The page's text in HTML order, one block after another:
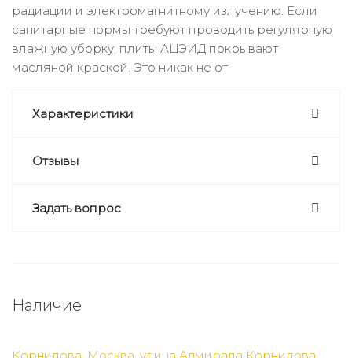
радиации и электромагнитному излучению. Если
санитарные нормы требуют проводить регулярную
влажную уборку, плиты АЦЭИД покрывают
масляной краской. Это никак не от
Характеристики
Отзывы
Задать вопрос
Наличие